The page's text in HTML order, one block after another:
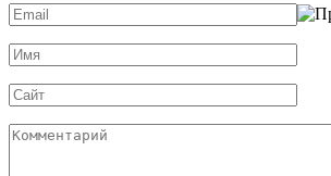
Email
*
Имя
*
Сайт
Комментарий